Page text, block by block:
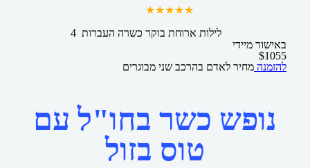
4 לילות ארוחת בוקר כשרה העברות
באישור מיידי
$1055
להזמנה מחיר לאדם בהרכב שני מבוגרים
נופש כשר בחו"ל עם
טוס בזול